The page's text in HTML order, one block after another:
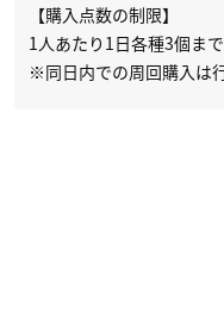
【購入点数の制限】
1人あたり1日各種3個まで
※同日内での周回購入は